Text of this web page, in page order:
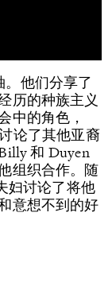
。他们分享了
历的种族主义
中的角色，
论了其他亚裔
和 Duyen
组织合作。随
妇讨论了将他
意想不到的好